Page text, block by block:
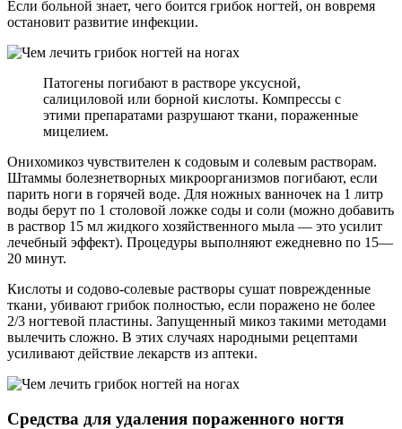
Если больной знает, чего боится грибок ногтей, он вовремя
остановит развитие инфекции.
Патогены погибают в растворе уксусной,
салициловой или борной кислоты. Компрессы с
этими препаратами разрушают ткани, пораженные
мицелием.
Онихомикоз чувствителен к содовым и солевым растворам.
Штаммы болезнетворных микроорганизмов погибают, если
парить ноги в горячей воде. Для ножных ванночек на 1 литр
воды берут по 1 столовой ложке соды и соли (можно добавить
в раствор 15 мл жидкого хозяйственного мыла — это усилит
лечебный эффект). Процедуры выполняют ежедневно по 15—
20 минут.
Кислоты и содово-солевые растворы сушат поврежденные
ткани, убивают грибок полностью, если поражено не более
2/3 ногтевой пластины. Запущенный микоз такими методами
вылечить сложно. В этих случаях народными рецептами
усиливают действие лекарств из аптеки.
Средства для удаления пораженного ногтя